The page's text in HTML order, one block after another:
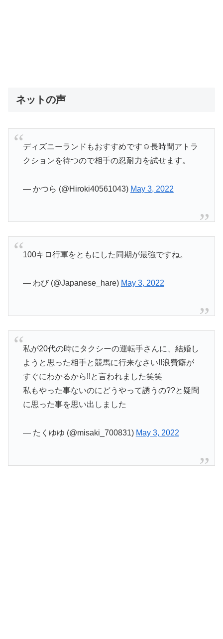
ネットの声
ディズニーランドもおすすめです☺️長時間アトラ
クションを待つので相手の忍耐力を試せます。
— かつら (@Hiroki40561043) May 3, 2022
100キロ行軍をともにした同期が最強ですね。
— わび (@Japanese_hare) May 3, 2022
私が20代の時にタクシーの運転手さんに、結婚し
ようと思った相手と競馬に行来なさい!!浪費癖が
すぐにわかるから!!と言われました笑笑
私もやった事ないのにどうやって誘うの??と疑問
に思った事を思い出しました
— たくゆゆ (@misaki_700831) May 3, 2022